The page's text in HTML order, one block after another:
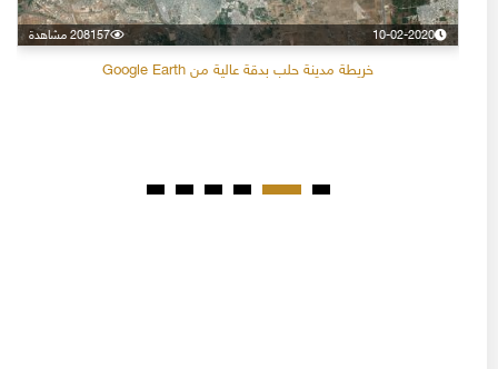
10-02-2020 208157 مشاهدة
خريطة مدينة حلب بدقة عالية من Google Earth